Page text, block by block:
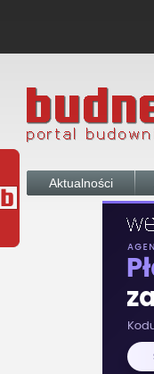
Aktualności